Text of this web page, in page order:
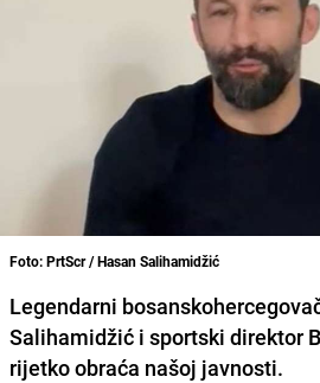
Foto: PrtScr / Hasan Salihamidžić
Legendarni
Salihamidžić i sportski direktor
rijetko obraća našoj javnosti.